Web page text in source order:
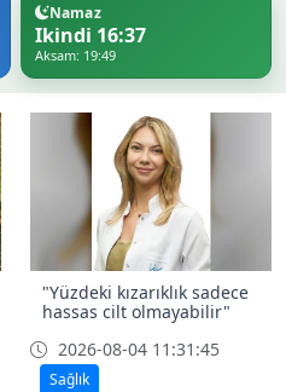
Namaz
Ikindi 16:37
Aksam: 19:49
"Yüzdeki kızarıklık sadece
hassas cilt olmayabilir"
2026-08-04 11:31:45
Sağlık